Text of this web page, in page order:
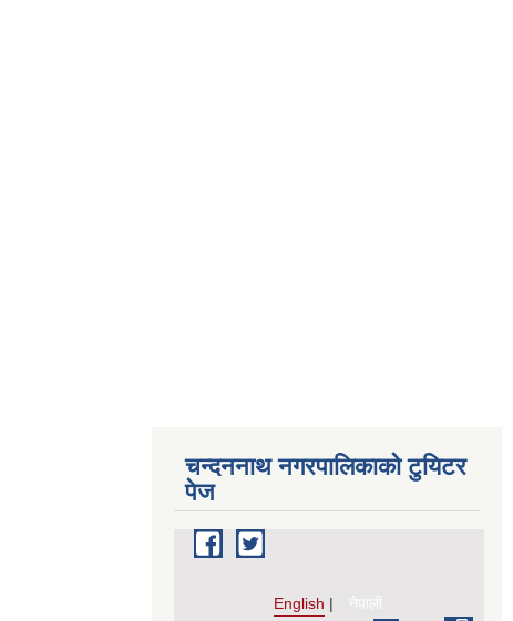
चन्दननाथ नगरपालिकाको टुयिटर
पेज